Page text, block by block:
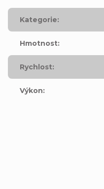
Kategorie:
Hmotnost:
Rychlost:
Výkon: